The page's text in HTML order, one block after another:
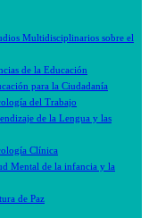
Multidisciplinarios sobre el
de la Educación
para la Ciudadanía
del Trabajo
de la Lengua y las
Clínica
Mental de la infancia y la
de Paz